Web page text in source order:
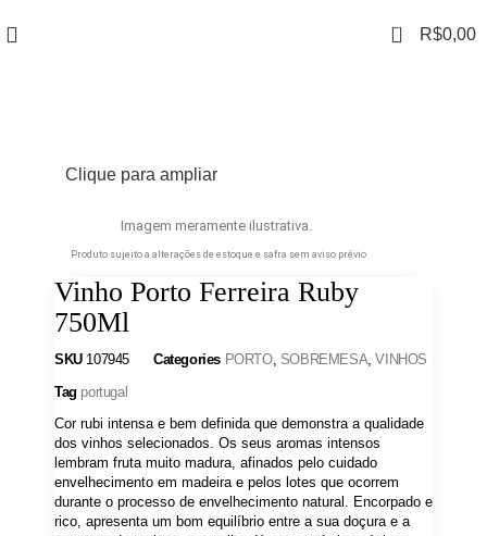
0 R$0,00
Clique para ampliar
Imagem meramente ilustrativa.
Produto sujeito a alterações de estoque e safra sem aviso prévio
Vinho Porto Ferreira Ruby
750Ml
SKU 107945 Categories PORTO, SOBREMESA,VINHOS
Tag portugal
Cor rubi intensa e bem definida que demonstra a qualidade
dos vinhos selecionados. Os seus aromas intensos
lembram fruta muito madura, afinados pelo cuidado
envelhecimento em madeira e pelos lotes que ocorrem
durante o processo de envelhecimento natural. Encorpado e
rico, apresenta um bom equilíbrio entre a sua doçura e a